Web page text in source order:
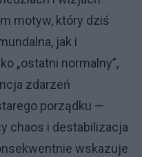
motyw, który dziś
jak i
„ostatni normalny”,
zdarzeń
porządku —
chaos i destabilizacja
wskazuje